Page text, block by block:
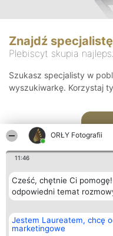
ORŁY Fotografii
11:46
Cześć, chętnie Ci
odpowiedni temat
Jestem Laureatem, chcę
marketingowe
Znajdź specjalistę
Plebiscyt skupia
Szukasz specjalisty w
wyszukiwarkę. Korzystaj
Organizator plebiscytu
Bright Side Solutions sp. z o.
o. sp. k.